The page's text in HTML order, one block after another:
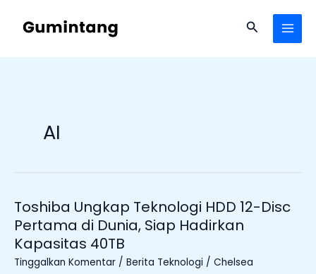
konten
Cari
AI
Toshiba Ungkap Teknologi HDD 12-Disc
Pertama di Dunia, Siap Hadirkan
Kapasitas 40TB
Tinggalkan Komentar / Berita Teknologi / Chelsea
Toshiba
Ungkap
HDD
12-